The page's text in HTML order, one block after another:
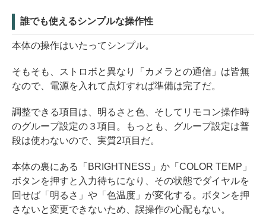
誰でも使えるシンプルな操作性
本体の操作はいたってシンプル。
そもそも、ストロボと異なり「カメラとの通信」は皆無
なので、電源を入れて点灯すれば準備は完了だ。
調整できる項目は、明るさと色、そしてリモコン操作時
のグループ設定の３項目。もっとも、グループ設定は普
段は使わないので、実質2項目だ。
本体の裏にある「BRIGHTNESS」か「COLOR TEMP」
ボタンを押すと入力待ちになり、その状態でダイヤルを
回せば「明るさ」や「色温度」が変化する。ボタンを押
さないと変更できないため、誤操作の心配もない。